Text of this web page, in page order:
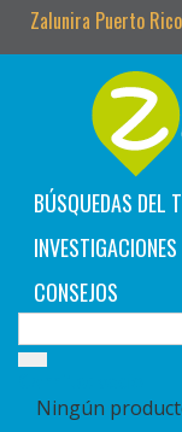
Zalunira Puerto Rico
BÚSQUEDAS DEL
CONSEJOS
Ningún